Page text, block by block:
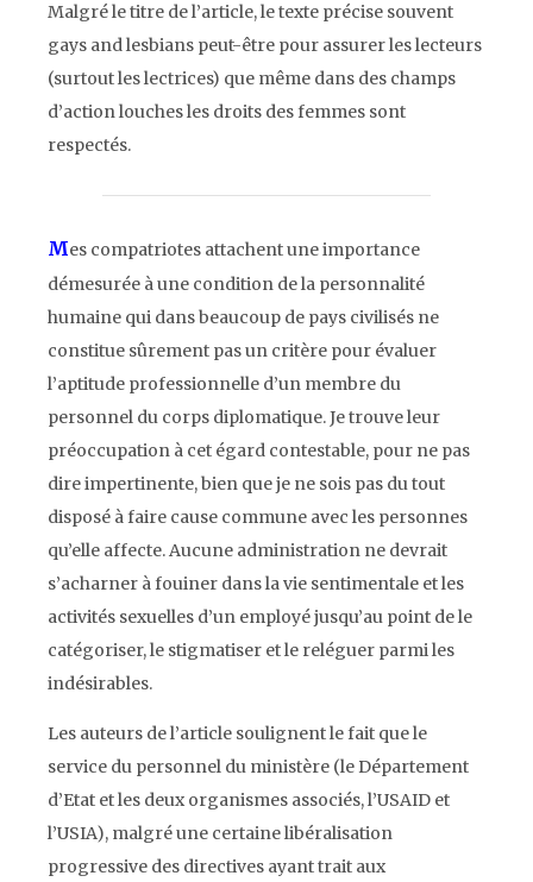
Malgré le titre de l’article, le texte précise souvent
gays and lesbians peut-être pour assurer les lecteurs
(surtout les lectrices) que même dans des champs
d’action louches les droits des femmes sont
respectés.
Mes compatriotes attachent une importance
démesurée à une condition de la personnalité
humaine qui dans beaucoup de pays civilisés ne
constitue sûrement pas un critère pour évaluer
l’aptitude professionnelle d’un membre du
personnel du corps diplomatique. Je trouve leur
préoccupation à cet égard contestable, pour ne pas
dire impertinente, bien que je ne sois pas du tout
disposé à faire cause commune avec les personnes
qu’elle affecte. Aucune administration ne devrait
s’acharner à fouiner dans la vie sentimentale et les
activités sexuelles d’un employé jusqu’au point de le
catégoriser, le stigmatiser et le reléguer parmi les
indésirables.
Les auteurs de l’article soulignent le fait que le
service du personnel du ministère (le Département
d’Etat et les deux organismes associés, l’USAID et
l’USIA), malgré une certaine libéralisation
progressive des directives ayant trait aux